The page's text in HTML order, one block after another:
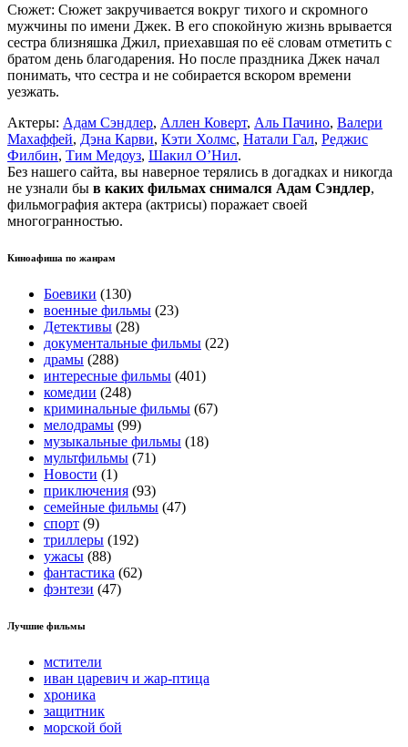
Сюжет: Сюжет закручивается вокруг тихого и скромного
мужчины по имени Джек. В его спокойную жизнь врывается
сестра близняшка Джил, приехавшая по её словам отметить с
братом день благодарения. Но после праздника Джек начал
понимать, что сестра и не собирается вскором времени
уезжать.
Актеры: Адам Сэндлер, Аллен Коверт, Аль Пачино, Валери
Махаффей, Дэна Карви, Кэти Холмс, Натали Гал, Реджис
Филбин, Тим Медоуз, Шакил О’Нил.
Без нашего сайта, вы наверное терялись в догадках и никогда
не узнали бы в каких фильмах снимался Адам Сэндлер,
фильмография актера (актрисы) поражает своей
многогранностью.
Киноафиша по жанрам
Боевики (130)
военные фильмы (23)
Детективы (28)
документальные фильмы (22)
драмы (288)
интересные фильмы (401)
комедии (248)
криминальные фильмы (67)
мелодрамы (99)
музыкальные фильмы (18)
мультфильмы (71)
Новости (1)
приключения (93)
семейные фильмы (47)
спорт (9)
триллеры (192)
ужасы (88)
фантастика (62)
фэнтези (47)
Лучшие фильмы
мстители
иван царевич и жар-птица
хроника
защитник
морской бой